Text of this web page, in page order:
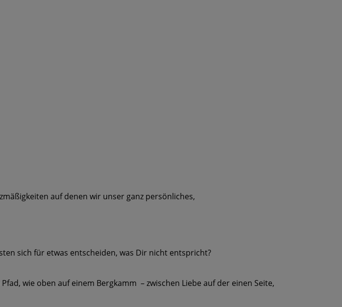
auf denen wir unser ganz persönliches,
sich für etwas entscheiden, was Dir nicht entspricht?
wie oben auf einem Bergkamm – zwischen Liebe auf der einen Seite,